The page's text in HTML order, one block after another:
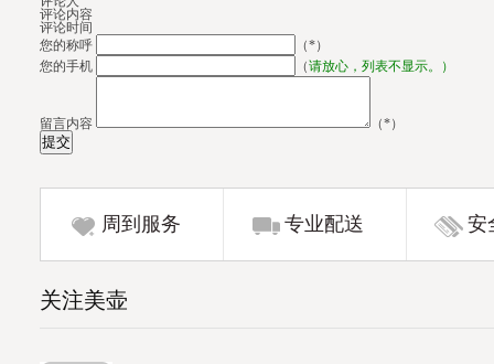
评论内容
评论时间
您的称呼
（*）
您的手机
（请放心，列表不显示。）
留言内容 （*）
周到服务 专业配送 安
关注美壶